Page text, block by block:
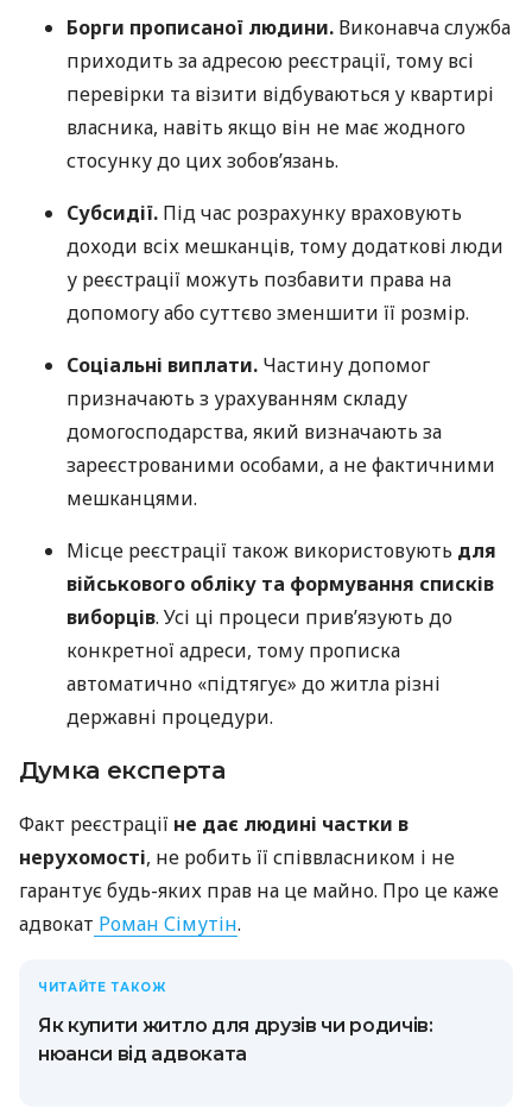
Борги прописаної людини. Виконавча служба
приходить за адресою реєстрації, тому всі
перевірки та візити відбуваються у квартирі
власника, навіть якщо він не має жодного
стосунку до цих зобов’язань.
Субсидії. Під час розрахунку враховують
доходи всіх мешканців, тому додаткові люди
у реєстрації можуть позбавити права на
допомогу або суттєво зменшити її розмір.
Соціальні виплати. Частину допомог
призначають з урахуванням складу
домогосподарства, який визначають за
зареєстрованими особами, а не фактичними
мешканцями.
Місце реєстрації також використовують для
військового обліку та формування списків
виборців. Усі ці процеси прив’язують до
конкретної адреси, тому прописка
автоматично «підтягує» до житла різні
державні процедури.
Думка експерта
Факт реєстрації не дає людині частки в
нерухомості, не робить її співвласником і не
гарантує будь-яких прав на це майно. Про це каже
адвокат Роман Сімутін.
ЧИТАЙТЕ ТАКОЖ
Як купити житло для друзів чи родичів:
нюанси від адвоката